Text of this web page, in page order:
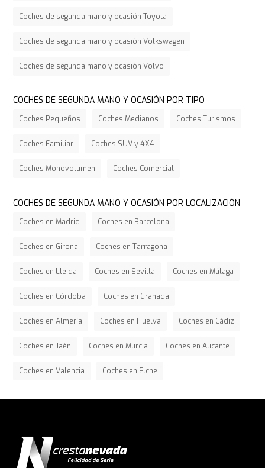
Coches de segunda mano y ocasión Toyota
Coches de segunda mano y ocasión Volkswagen
Coches de segunda mano y ocasión Volvo
COCHES DE SEGUNDA MANO Y OCASIÓN POR TIPO
Coches Pequeños Coches Medianos Coches Turismos
Coches Familiar Coches SUV y 4X4
Coches Monovolumen Coches Comercial
COCHES DE SEGUNDA MANO Y OCASIÓN POR LOCALIZACIÓN
Coches en Madrid Coches en Barcelona
Coches en Girona Coches en Tarragona
Coches en Lleida Coches en Sevilla Coches en Málaga
Coches en Córdoba Coches en Granada
Coches en Almería Coches en Huelva Coches en Cádiz
Coches en Jaén Coches en Murcia Coches en Alicante
Coches en Valencia Coches en Elche